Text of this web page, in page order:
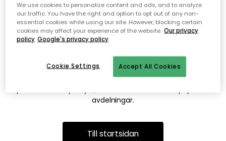
Vi hittar tyvärr inte sidan du
söker
Detta kan bero på att sidan inte längre finns eller att den har
flyttats. Vi ber om ursäkt för besväret. I menyn ovan kan du
prova att söka på nytt, eller besöka en av våra populära
avdelningar.
Till startsidan
We use cookies to personalize content and ads, and to analyze
our traffic. You have the right and option to opt out of any non-
essential cookies while using our site. However, blocking certain
cookies may affect your experience of the website. Our privacy
policy Google's privacy policy
Accept All Cookies
Cookie Settings